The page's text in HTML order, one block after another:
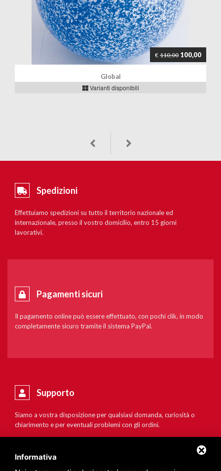
€ 110,00 100,00
Global
Varianti disponibili
Spedizioni
Effettuiamo spedizioni su tutto il territorio nazionale ed
internazionale, presso il vostro domicilio, entro 15 giorni
lavorativi.
Pagamenti sicuri
Il pagamento online può essere effettuato, con pochi clik, in modo
completamente sicuro tramite il sistema PayPal.
Supporto
Siamo a vostra disposizione per qualsiasi domanda, curiosità o
chiarimento e per eventuali problemi con gli ordini.
Informativa